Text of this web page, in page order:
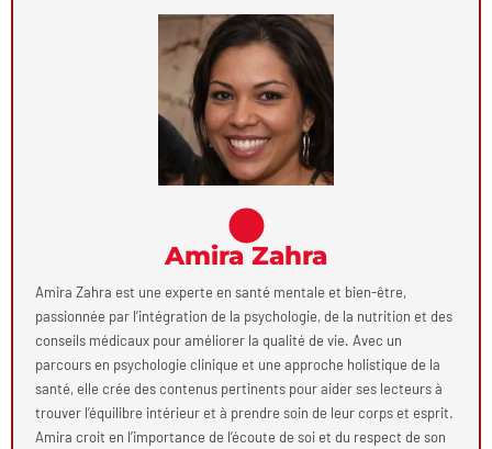
Amira Zahra
Amira Zahra est une experte en santé mentale et bien-être,
passionnée par l’intégration de la psychologie, de la nutrition et des
conseils médicaux pour améliorer la qualité de vie. Avec un
parcours en psychologie clinique et une approche holistique de la
santé, elle crée des contenus pertinents pour aider ses lecteurs à
trouver l’équilibre intérieur et à prendre soin de leur corps et esprit.
Amira croit en l’importance de l’écoute de soi et du respect de son